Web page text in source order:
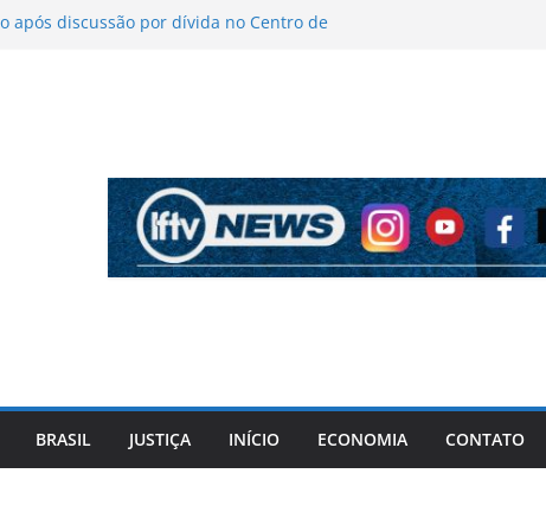
após discussão por dívida no Centro de
a tiros após criminosos invadirem
BRASIL JUSTIÇA INÍCIO ECONOMIA CONTATO